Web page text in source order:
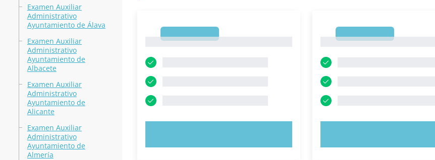
Examen Auxiliar
Administrativo
Ayuntamiento de Álava
Examen Auxiliar
Administrativo
Ayuntamiento de
Albacete
Examen Auxiliar
Administrativo
Ayuntamiento de
Alicante
Examen Auxiliar
Administrativo
Ayuntamiento de
Almería